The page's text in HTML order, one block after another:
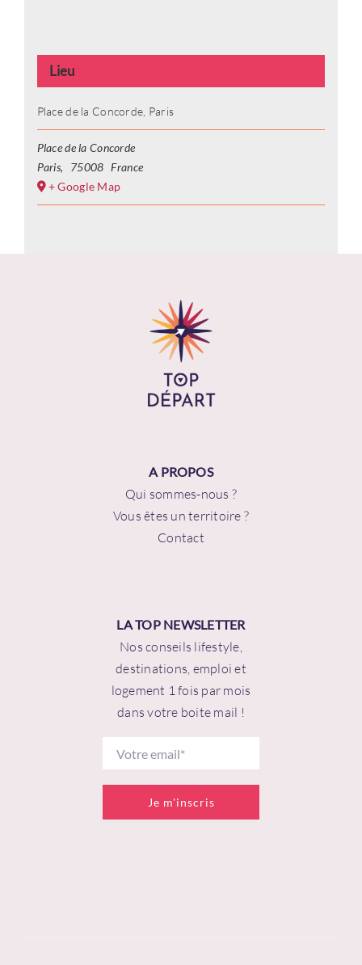
Lieu
Place de la Concorde, Paris
Place de la Concorde
Paris, 75008 France
+ Google Map
A PROPOS
Qui sommes-nous ?
Vous êtes un territoire ?
Contact
LA TOP NEWSLETTER
Nos conseils lifestyle,
destinations, emploi et
logement 1 fois par mois
dans votre boite mail !
Je m'inscris